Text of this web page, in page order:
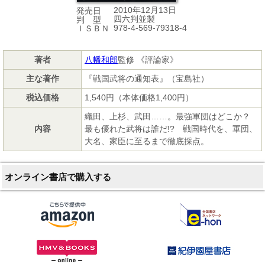
発売日
2010年12月13日
判 型
四六判並製
ＩＳＢＮ
978-4-569-79318-4
著者 八幡和郎監修 《評論家》
主な著作
『戦国武将の通知表』（宝島社）
税込価格
1,540円（本体価格1,400円）
内容
織田、上杉、武田……。最強軍団はどこか？
最も優れた武将は誰だ!? 戦国時代を、軍団、
大名、家臣に至るまで徹底採点。
オンライン書店で購入する